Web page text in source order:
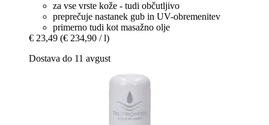
za vse vrste kože - tudi občutljivo
preprečuje nastanek gub in UV-obremenitev
primerno tudi kot masažno olje
€ 23,49 (€ 234,90 / l)
Dostava do 11 avgust